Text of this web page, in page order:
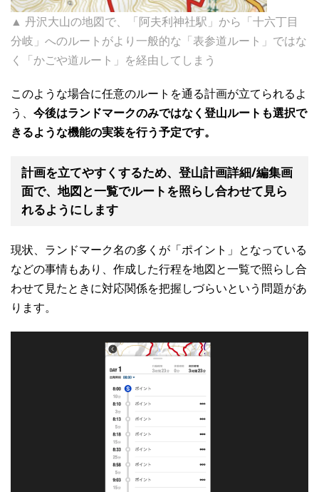
▲ 丹沢大山の地図で、「阿夫利神社駅」から「十六丁目
分岐」へのルートがより一般的な「表参道ルート」ではな
く「かごや道ルート」を経由してしまう
このような場合に任意のルートを通る計画が立てられるよ
う、 今後はランドマークのみではなく登山ルートも選択で
きるような機能の実装を行う予定です。
計画を立てやすくするため、登山計画詳細/編集画
面で、地図と一覧でルートを照らし合わせて見ら
れるようにします
現状、ランドマーク名の多くが「ポイント」となっている
などの事情もあり、作成した行程を地図と一覧で照らし合
わせて見たときに対応関係を把握しづらいという問題があ
ります。